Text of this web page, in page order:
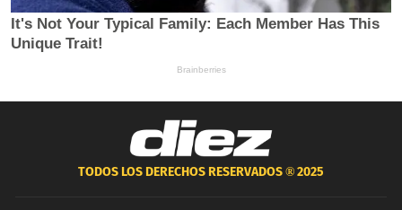
TODOS LOS DERECHOS RESERVADOS ®2025